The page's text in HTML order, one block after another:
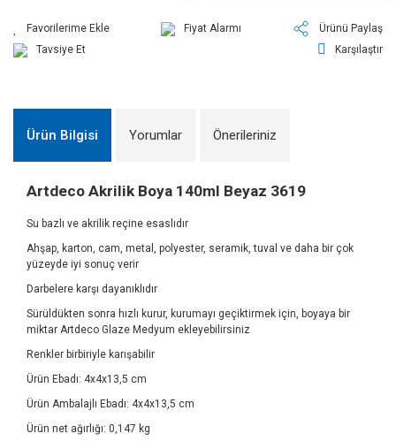
Fiyat Alarmı
Ürünü Paylaş
Tavsiye Et
Karşılaştır
Ürün Bilgisi Yorumlar Önerileriniz
Artdeco Akrilik Boya 140ml Beyaz 3619
Su bazlı ve akrilik reçine esaslıdır
Ahşap, karton, cam, metal, polyester, seramik, tuval ve daha bir çok
yüzeyde iyi sonuç verir
Darbelere karşı dayanıklıdır
Sürüldükten sonra hızlı kurur, kurumayı geçiktirmek için, boyaya bir
miktar Artdeco Glaze Medyum ekleyebilirsiniz
Renkler birbiriyle karışabilir
Ürün Ebadı: 4x4x13,5 cm
Ürün Ambalajlı Ebadı: 4x4x13,5 cm
Ürün net ağırlığı: 0,147 kg